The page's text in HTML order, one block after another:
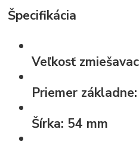
Špecifikácia
Veľkosť
Priemer základne:
Šírka: 54 mm